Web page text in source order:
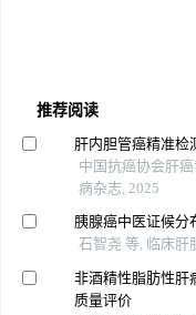
推荐阅读
肝内胆管癌精准检
中国抗癌协会肝
病杂志, 2025
胰腺癌中医证候分
石智尧 等, 临床肝
非酒精性脂肪性肝
质量评价